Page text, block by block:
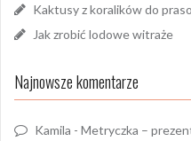
Kaktusy z koralików do
Jak zrobić lodowe witraże
Najnowsze komentarze
Kamila - Metryczka –